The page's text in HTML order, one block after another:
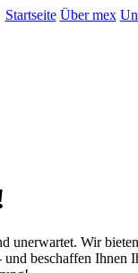
Startseite Über mex
unerwartet. Wir
beschaffen